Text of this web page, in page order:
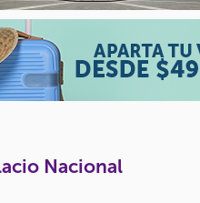
Nacional